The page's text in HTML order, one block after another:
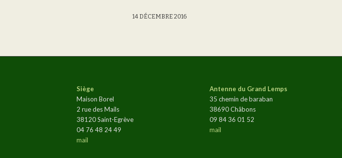
14 DÉCEMBRE 2016
Siège
Maison Borel
2 rue des Mails
38120 Saint-Egrève
04 76 48 24 49
mail
Antenne du Grand Lemps
35 chemin de baraban
38690 Châbons
09 84 36 01 52
mail